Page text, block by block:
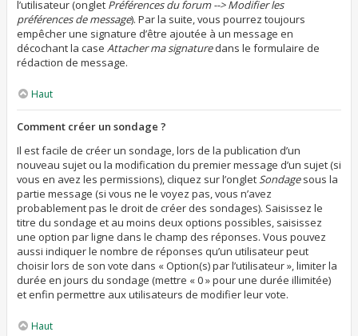
l’utilisateur (onglet Préférences du forum --> Modifier les
préférences de message). Par la suite, vous pourrez toujours
empêcher une signature d’être ajoutée à un message en
décochant la case Attacher ma signaturedans le formulaire de
rédaction de message.
Haut
Comment créer un sondage ?
Il est facile de créer un sondage, lors de la publication d’un
nouveau sujet ou la modification du premier message d’un sujet (si
vous en avez les permissions), cliquez sur l’ongletSondagesous la
partie message (si vous ne le voyez pas, vous n’avez
probablement pas le droit de créer des sondages). Saisissez le
titre du sondage et au moins deux options possibles, saisissez
une option par ligne dans le champ des réponses. Vous pouvez
aussi indiquer le nombre de réponses qu’un utilisateur peut
choisir lors de son vote dans « Option(s) par l’utilisateur », limiter la
durée en jours du sondage (mettre « 0 » pour une durée illimitée)
et enfin permettre aux utilisateurs de modifier leur vote.
Haut